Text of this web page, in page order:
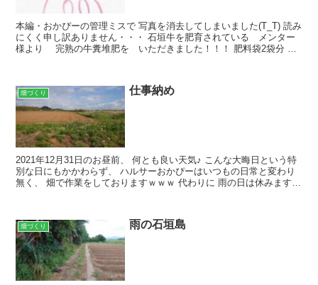
本編・おかぴーの管理ミスで 写真を消去してしまいました(T_T) 読み
にくく申し訳ありません・・・ 石垣牛を肥育されている メンター
様より 完熟の牛糞堆肥を いただきました！！！ 肥料袋2袋分 本
畑づくり 仕事納め
2021年12月31日のお昼前、 何とも良い天気♪ こんな大晦日という特
別な日にもかかわらず、 ハルサーおかぴーはいつもの日常と変わり
無く、 畑で作業をしておりますｗｗｗ 代わりに 雨の日は休みますよ
畑づくり 雨の石垣島